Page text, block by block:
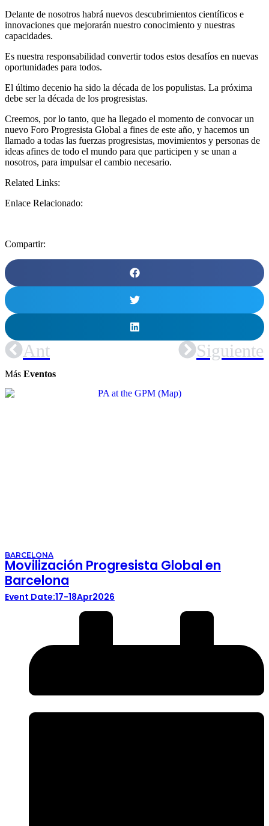
Delante de nosotros habrá nuevos descubrimientos científicos e
innovaciones que mejorarán nuestro conocimiento y nuestras
capacidades.
Es nuestra responsabilidad convertir todos estos desafíos en nuevas
oportunidades para todos.
El último decenio ha sido la década de los populistas. La próxima
debe ser la década de los progresistas.
Creemos, por lo tanto, que ha llegado el momento de convocar un
nuevo Foro Progresista Global a fines de este año, y hacemos un
llamado a todas las fuerzas progresistas, movimientos y personas de
ideas afines de todo el mundo para que participen y se unan a
nosotros, para impulsar el cambio necesario.
Related Links:
Enlace Relacionado:
Compartir:
Ant Siguiente
Más Eventos
BARCELONA
Movilización Progresista Global en
Barcelona
17-18Apr2026